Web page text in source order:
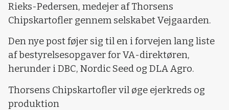
Rieks-Pedersen, medejer af Thorsens
Chipskartofler gennem selskabet Vejgaarden.
Den nye post føjer sig til en i forvejen lang liste
af bestyrelsesopgaver for VA-direktøren,
herunder i DBC, Nordic Seed og DLA Agro.
Thorsens Chipskartofler vil øge ejerkreds og
produktion